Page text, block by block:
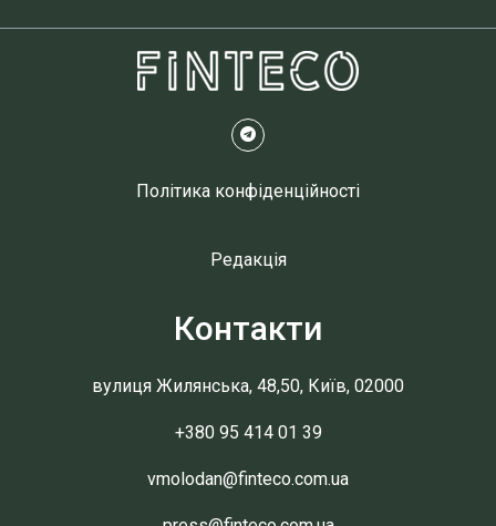
Політика конфіденційності
Редакція
Контакти
вулиця Жилянська, 48,50, Київ, 02000
+380 95 414 01 39
vmolodan@finteco.com.ua